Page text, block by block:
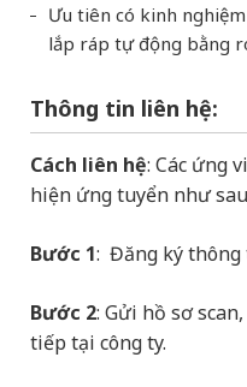
Ưu tiên có kinh
lắp ráp tự động bằng
Thông tin liên hệ:
Cách liên hệ: Các ứng
hiện ứng tuyển như
Bước 1: Đăng ký
Bước 2: Gửi hồ sơ
tiếp tại công ty.